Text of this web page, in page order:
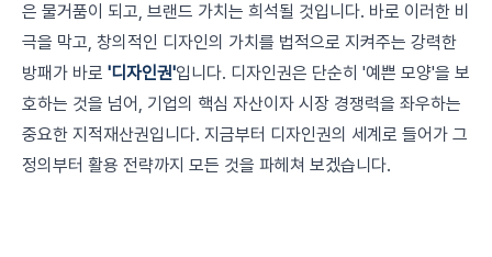
은 물거품이 되고, 브랜드 가치는 희석될 것입니다. 바로 이러한 비
극을 막고, 창의적인 디자인의 가치를 법적으로 지켜주는 강력한
방패가 바로 '디자인권'입니다. 디자인권은 단순히 '예쁜 모양'을 보
호하는 것을 넘어, 기업의 핵심 자산이자 시장 경쟁력을 좌우하는
중요한 지적재산권입니다. 지금부터 디자인권의 세계로 들어가 그
정의부터 활용 전략까지 모든 것을 파헤쳐 보겠습니다.